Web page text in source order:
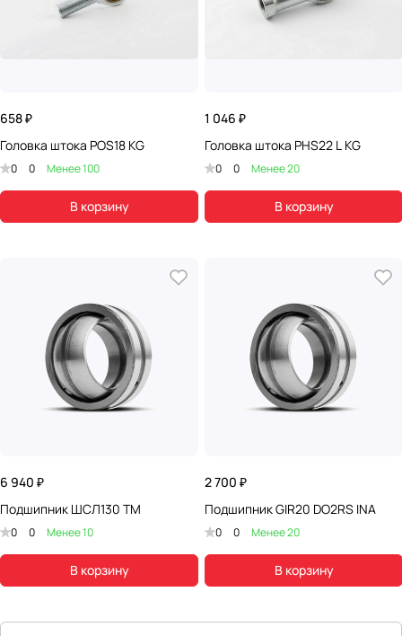
658 ₽
Головка штока POS18 KG
0 0 Менее 100
В корзину
1 046 ₽
Головка штока PHS22 L KG
0 0 Менее 20
В корзину
6 940 ₽
Подшипник ШСЛ130 TM
0 0 Менее 10
В корзину
2 700 ₽
Подшипник GIR20 DO2RS INA
0 0 Менее 20
В корзину